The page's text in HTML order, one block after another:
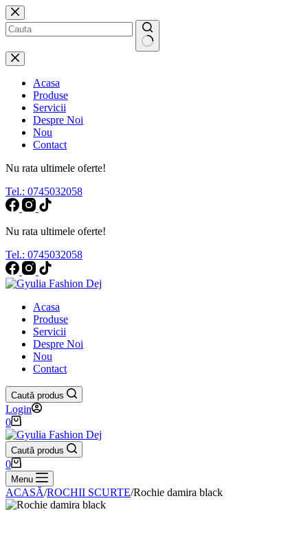
Sari
la
conținut
Niciun
rezultat
Acasa
Produse
Servicii
Despre Noi
Nou
Contact
Nu rata ultimele oferte!
Tel.: 0745032058
Nu rata ultimele oferte!
Tel.: 0745032058
Acasa
Produse
Servicii
Despre Noi
Nou
Contact
Caută produs
Login
Coș
de
cumpărături
0
Caută produs
Coș
de
cumpărături
0
Menu
ACASĂ/ROCHII SCURTE/Rochie damira black